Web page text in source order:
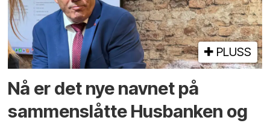
PLUSS
Nå er det nye navnet på
sammenslåtte Husbanken og